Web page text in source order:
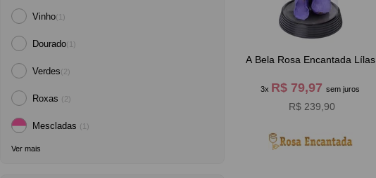
Vinho(1)
Dourado(1)
Verdes(2)
Roxas (2)
Mescladas (1)
Ver mais
A Bela Rosa Encantada Lílas
3x R$ 79,97sem juros
R$ 239,90